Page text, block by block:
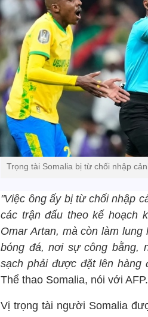
Trọng tài Somalia bị từ chối nhập
"Việc ông ấy bị từ chối nhập
các trận đấu theo kế hoạch
Omar Artan, mà còn làm
bóng đá, nơi sự công bằng,
sạch phải được đặt lên hàng
Thể thao Somalia, nói với
Vị trọng tài người Somalia